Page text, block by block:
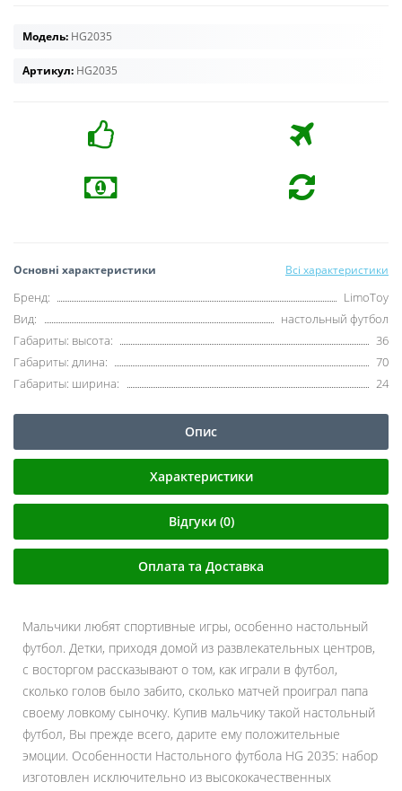
Модель: HG2035
Артикул: HG2035
Основні характеристики Всі характеристики
Бренд:
LimoToy
Вид:
настольный футбол
Габариты: высота:
36
Габариты: длина:
70
Габариты: ширина:
24
Опис
Характеристики
Відгуки (0)
Оплата та Доставка
Мальчики любят спортивные игры, особенно настольный
футбол. Детки, приходя домой из развлекательных центров,
с восторгом рассказывают о том, как играли в футбол,
сколько голов было забито, сколько матчей проиграл папа
своему ловкому сыночку. Купив мальчику такой настольный
футбол, Вы прежде всего, дарите ему положительные
эмоции. Особенности Настольного футбола HG 2035: набор
изготовлен исключительно из высококачественных